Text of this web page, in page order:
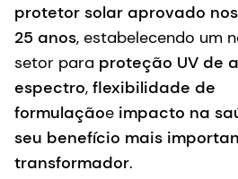
protetor solar aprovado nos
25 anos, estabelecendo um
setor para proteção UV de
espectro, flexibilidade de
formulaçãoe impacto na
seu benefício mais
transformador.